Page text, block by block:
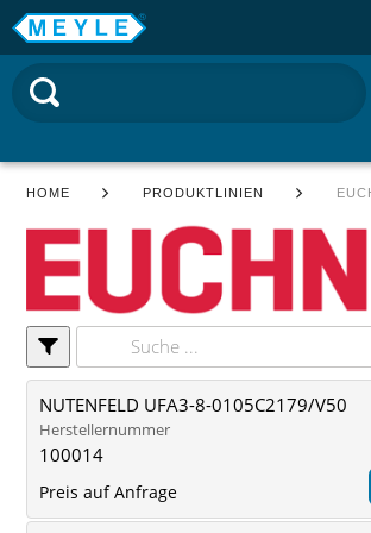
HOME PRODUKTLINIEN
NUTENFELD UFA3-8-0105C2179/V50
Herstellernummer
100014
Preis auf Anfrage